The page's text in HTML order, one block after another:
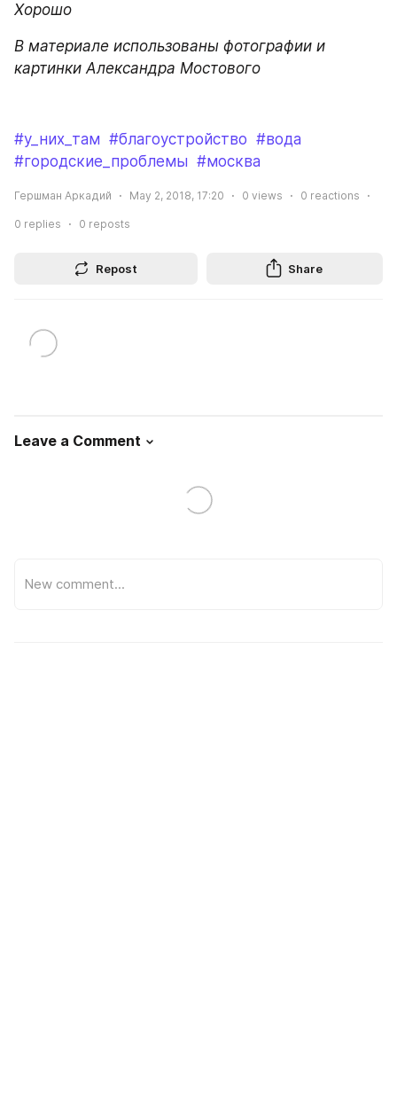
Хорошо
В материале использованы фотографии и
картинки Александра Мостового
#у_них_там #благоустройство #вода
#городские_проблемы #москва
Гершман Аркадий May 2, 2018, 17:20 0 views 0 reactions
0 replies 0 reposts
Repost Share
Leave a Comment